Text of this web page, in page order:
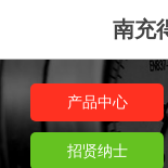
南充
产品中心
招贤纳士